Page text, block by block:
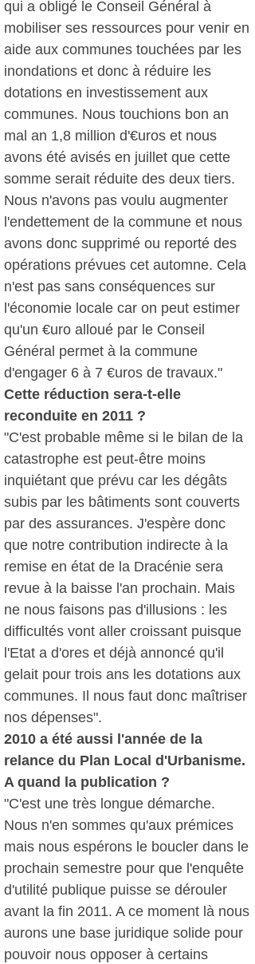
qui a obligé le Conseil Général à
mobiliser ses ressources pour venir en
aide aux communes touchées par les
inondations et donc à réduire les
dotations en investissement aux
communes. Nous touchions bon an
mal an 1,8 million d'€uros et nous
avons été avisés en juillet que cette
somme serait réduite des deux tiers.
Nous n'avons pas voulu augmenter
l'endettement de la commune et nous
avons donc supprimé ou reporté des
opérations prévues cet automne. Cela
n'est pas sans conséquences sur
l'économie locale car on peut estimer
qu'un €uro alloué par le Conseil
Général permet à la commune
d'engager 6 à 7 €uros de travaux."
Cette réduction sera-t-elle
reconduite en 2011 ?
"C'est probable même si le bilan de la
catastrophe est peut-être moins
inquiétant que prévu car les dégâts
subis par les bâtiments sont couverts
par des assurances. J'espère donc
que notre contribution indirecte à la
remise en état de la Dracénie sera
revue à la baisse l'an prochain. Mais
ne nous faisons pas d'illusions : les
difficultés vont aller croissant puisque
l'Etat a d'ores et déjà annoncé qu'il
gelait pour trois ans les dotations aux
communes. Il nous faut donc maîtriser
nos dépenses".
2010 a été aussi l'année de la
relance du Plan Local d'Urbanisme.
A quand la publication ?
"C'est une très longue démarche.
Nous n'en sommes qu'aux prémices
mais nous espérons le boucler dans le
prochain semestre pour que l'enquête
d'utilité publique puisse se dérouler
avant la fin 2011. A ce moment là nous
aurons une base juridique solide pour
pouvoir nous opposer à certains